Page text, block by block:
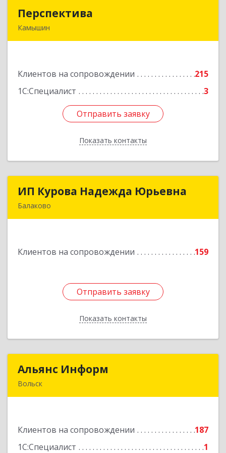
Перспектива
Камышин
Клиентов на сопровождении
215
1С:Специалист
3
Отправить заявку
Показать контакты
Подробнее
Отправить заявку
Назад
ИП Курова Надежда Юрьевна
Балаково
Клиентов на сопровождении 159
Отправить заявку
Показать контакты
ИП Курова Надежда Юрьевна
Подробнее
Отправить заявку
Назад
Альянс Информ
Вольск
Клиентов на сопровождении
187
1С:Специалист
1
Подробнее